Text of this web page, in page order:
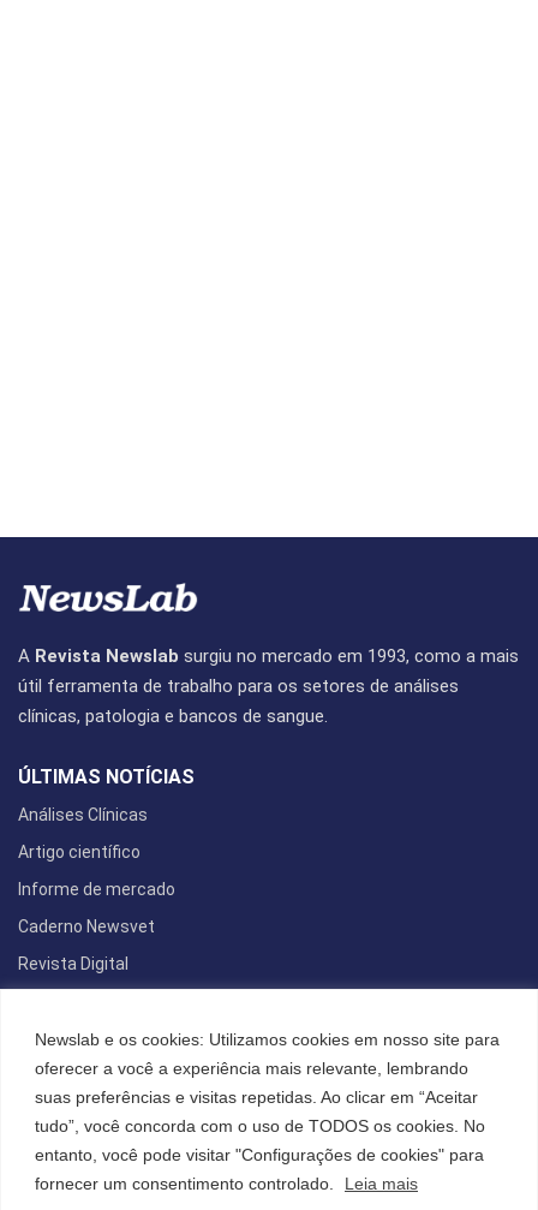
Newslab e os cookies: Utilizamos cookies em nosso site para
oferecer a você a experiência mais relevante, lembrando
suas preferências e visitas repetidas. Ao clicar em “Aceitar
tudo”, você concorda com o uso de TODOS os cookies. No
entanto, você pode visitar "Configurações de cookies" para
fornecer um consentimento controlado.
Leia mais
A Revista Newslab surgiu no mercado em 1993, como a mais
útil ferramenta de trabalho para os setores de análises
clínicas, patologia e bancos de sangue.
ÚLTIMAS NOTÍCIAS
Análises Clínicas
Artigo científico
Informe de mercado
Caderno Newsvet
Revista Digital
POLÍTICA DE PRIVACIDADE
Cookies